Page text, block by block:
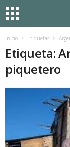
Inicio Etiquetas
Etiqueta:
piquetero